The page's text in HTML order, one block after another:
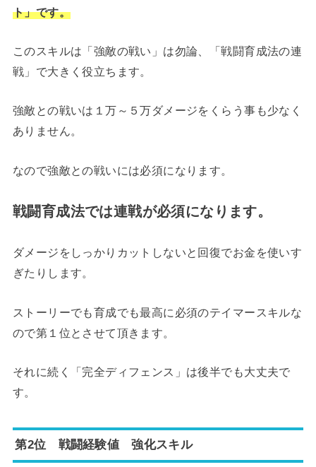
ト」です。
このスキルは「強敵の戦い」は勿論、「戦闘育成法の連
戦」で大きく役立ちます。
強敵との戦いは１万～５万ダメージをくらう事も少なく
ありません。
なので強敵との戦いには必須になります。
戦闘育成法では連戦が必須になります。
ダメージをしっかりカットしないと回復でお金を使いす
ぎたりします。
ストーリーでも育成でも最高に必須のテイマースキルな
ので第１位とさせて頂きます。
それに続く「完全ディフェンス」は後半でも大丈夫で
す。
第2位 戦闘経験値 強化スキル